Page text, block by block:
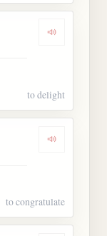
Dengarkan
to delight
Dengarkan
to congratulate